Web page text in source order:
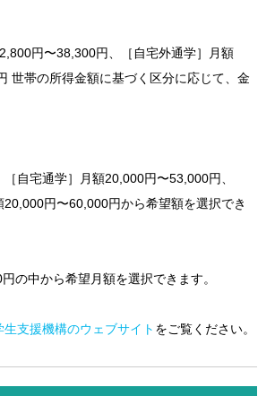
円〜38,300円、［自宅外通学］月額
世帯の所得金額に基づく区分に応じて、金
自宅通学］月額20,000円〜53,000円、
20,000円〜60,000円から希望額を選択でき
の中から希望月額を選択できます。
生支援機構のウェブサイト をご覧ください。